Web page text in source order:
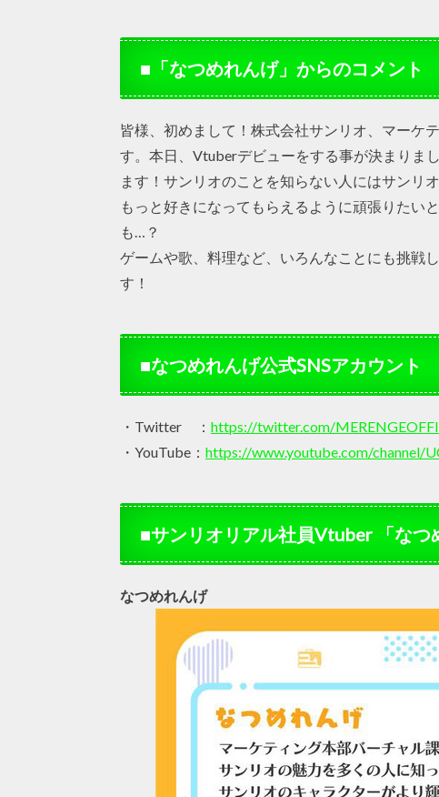
■「なつめれんげ」からのコメント
皆様、初めまして！株式会社サンリオ、マーケ
す。本日、Vtuberデビューをする事が決まりま
ます！サンリオのことを知らない人にはサンリ
もっと好きになってもらえるように頑張りたい
も…？
ゲームや歌、料理など、いろんなことにも挑戦
す！
■なつめれんげ公式SNSアカウント
・Twitter ： https://twitter.com/
・YouTube： https://www.youtube.com/channel/
■サンリオリアル社員Vtuber 「なつ
なつめれんげ